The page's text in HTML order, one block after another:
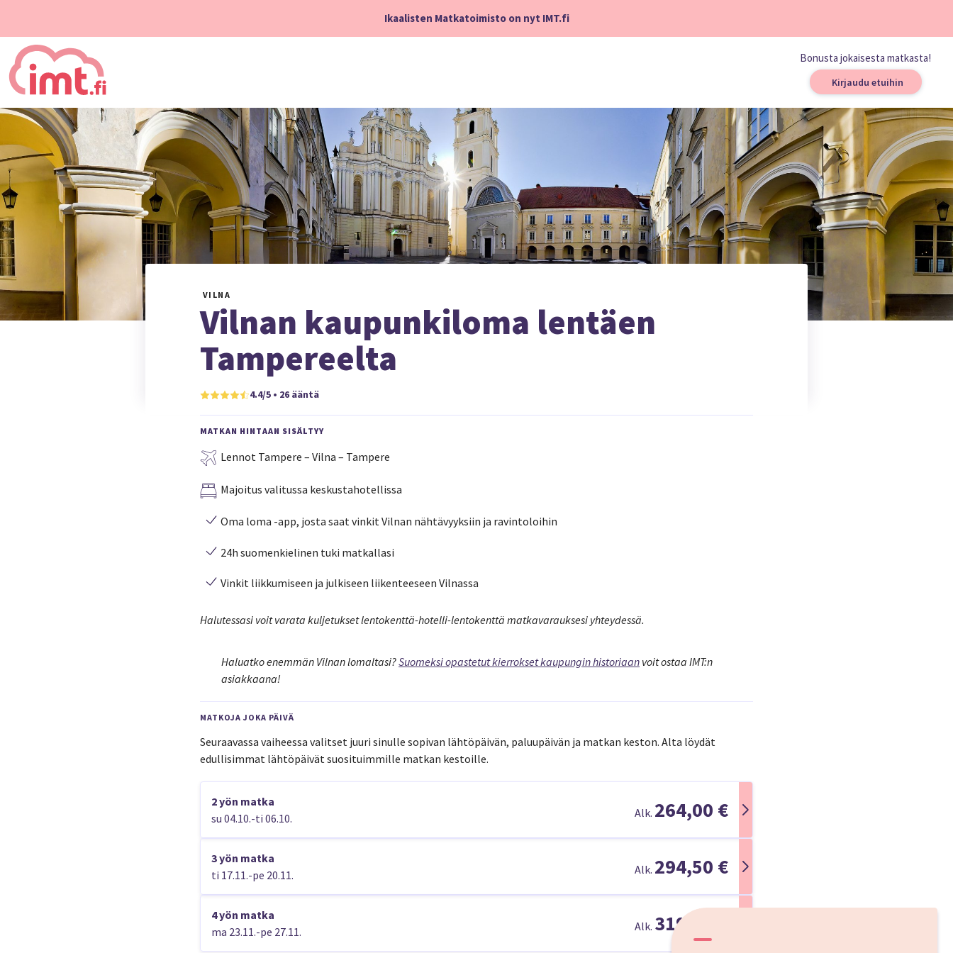
Ikaalisten Matkatoimisto on nyt IMT.fi
Bonusta jokaisesta matkasta!
Kirjaudu etuihin
VILNA
Vilnan kaupunkiloma lentäen
Tampereelta
4.4/5 • 26 ääntä
MATKAN HINTAAN SISÄLTYY
Lennot Tampere – Vilna – Tampere
Majoitus valitussa keskustahotellissa
Oma loma -app, josta saat vinkit Vilnan nähtävyyksiin ja ravintoloihin
24h suomenkielinen tuki matkallasi
Vinkit liikkumiseen ja julkiseen liikenteeseen Vilnassa
Halutessasi voit varata kuljetukset lentokenttä-hotelli-lentokenttä matkavarauksesi yhteydessä.
Haluatko enemmän Vilnan lomaltasi?Suomeksi opastetut kierrokset kaupungin historiaan voit ostaa IMT:n
asiakkaana!
MATKOJA JOKA PÄIVÄ
Seuraavassa vaiheessa valitset juuri sinulle sopivan lähtöpäivän, paluupäivän ja matkan keston. Alta löydät
edullisimmat lähtöpäivät suosituimmille matkan kestoille.
2 yön matka
su 04.10.-ti 06.10.
Alk. 264,00 €
3 yön matka
ti 17.11.-pe 20.11.
Alk. 294,50 €
4 yön matka
ma 23.11.-pe 27.11.
Alk. 319,00 €